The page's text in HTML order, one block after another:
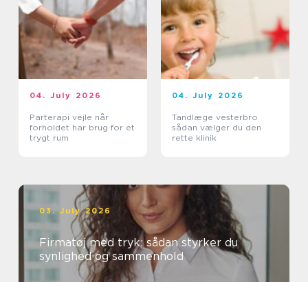
04. July 2026
Parterapi vejle når
forholdet har brug for et
trygt rum
04. July 2026
Tandlæge vesterbro
sådan vælger du den
rette klinik
03. July 2026
Firmatøj med tryk: sådan styrker du
synlighed og sammenhold